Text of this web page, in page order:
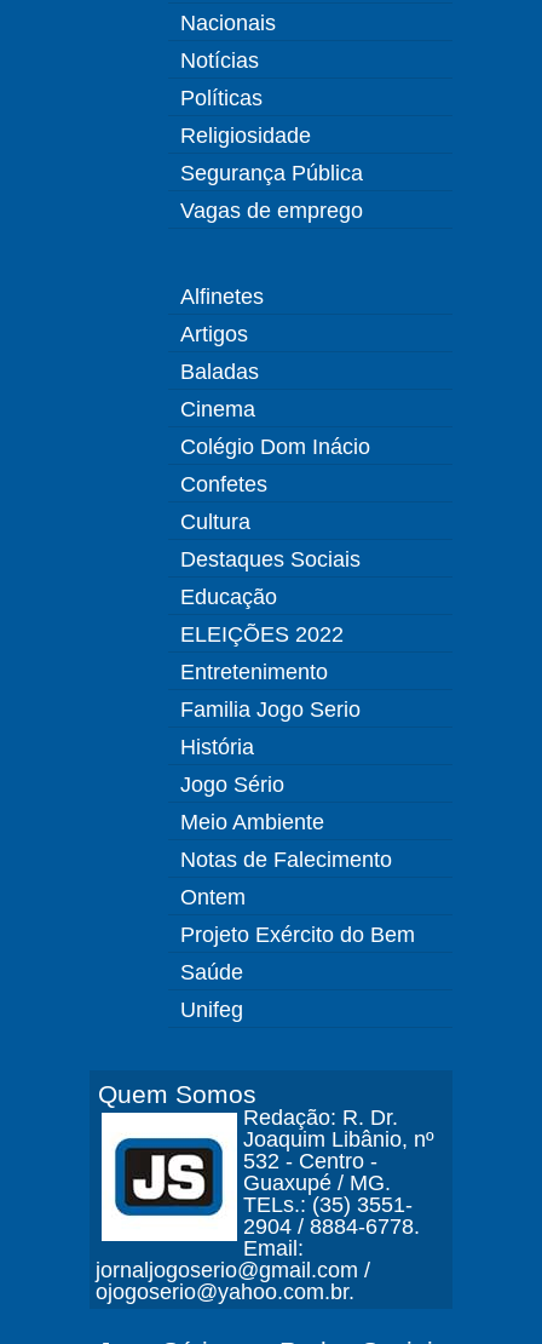
Nacionais
Notícias
Políticas
Religiosidade
Segurança Pública
Vagas de emprego
Alfinetes
Artigos
Baladas
Cinema
Colégio Dom Inácio
Confetes
Cultura
Destaques Sociais
Educação
ELEIÇÕES 2022
Entretenimento
Familia Jogo Serio
História
Jogo Sério
Meio Ambiente
Notas de Falecimento
Ontem
Projeto Exército do Bem
Saúde
Unifeg
Quem Somos
Redação: R. Dr.
Joaquim Libânio, nº
532 - Centro -
Guaxupé / MG.
TELs.: (35) 3551-
2904 / 8884-6778.
Email:
jornaljogoserio@gmail.com /
ojogoserio@yahoo.com.br.